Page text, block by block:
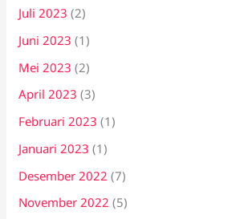
Juli 2023 (2)
Juni 2023 (1)
Mei 2023 (2)
April 2023 (3)
Februari 2023 (1)
Januari 2023 (1)
Desember 2022 (7)
November 2022 (5)